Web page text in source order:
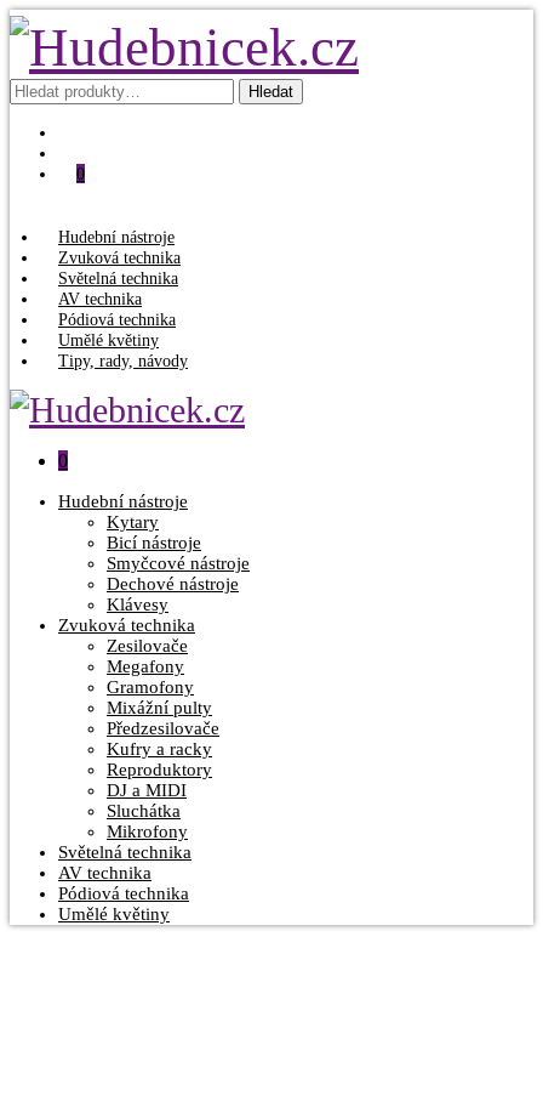
Hledat: Hledat
0
Hudební nástroje
Zvuková technika
Světelná technika
AV technika
Pódiová technika
Umělé květiny
Tipy, rady, návody
0
Hudební nástroje
Kytary
Bicí nástroje
Smyčcové nástroje
Dechové nástroje
Klávesy
Zvuková technika
Zesilovače
Megafony
Gramofony
Mixážní pulty
Předzesilovače
Kufry a racky
Reproduktory
DJ a MIDI
Sluchátka
Mikrofony
Světelná technika
AV technika
Pódiová technika
Umělé květiny